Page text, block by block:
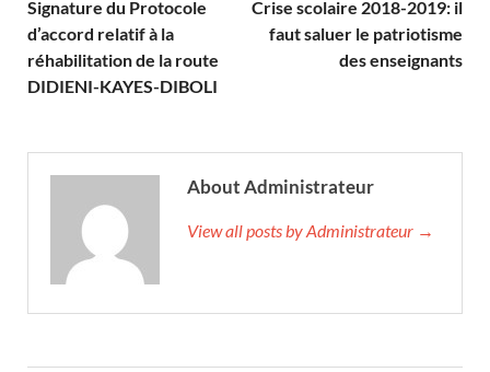
Signature du Protocole
d’accord relatif à la
réhabilitation de la route
DIDIENI-KAYES-DIBOLI
Crise scolaire 2018-2019: il
faut saluer le patriotisme
des enseignants
About Administrateur
View all posts by Administrateur →